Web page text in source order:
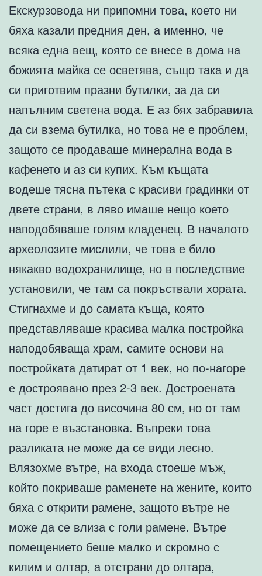
Екскурзовода ни припомни това, което ни
бяха казали предния ден, а именно, че
всяка една вещ, която се внесе в дома на
божията майка се осветява, също така и да
си приготвим празни бутилки, за да си
напълним светена вода. Е аз бях забравила
да си взема бутилка, но това не е проблем,
защото се продаваше минерална вода в
кафенето и аз си купих. Към къщата
водеше тясна пътека с красиви градинки от
двете страни, в ляво имаше нещо което
наподобяваше голям кладенец. В началото
археолозите мислили, че това е било
някакво водохранилище, но в последствие
установили, че там са покръствали хората.
Стигнахме и до самaта къща, която
представляваше красива малка постройка
наподобяваща храм, самите основи на
постройката датират от 1 век, но по-нагоре
е достроявано през 2-3 век. Достроената
част достига до височина 80 см, но от там
на горе е възстановка. Въпреки това
разликата не може да се види лесно.
Влязохме вътре, на входа стоеше мъж,
който покриваше раменете на жените, които
бяха с открити рамене, защото вътре не
може да се влиза с голи рамене. Вътре
помещението беше малко и скромно с
килим и олтар, а отстрани до олтара,